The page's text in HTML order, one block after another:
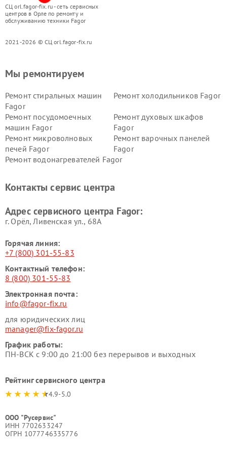
СЦ orl.fagor-fix.ru - сеть сервисных
центров в Орле по ремонту и
обслуживанию техники Fagor
2021-2026 © СЦ orl.fagor-fix.ru
Мы ремонтируем
Ремонт стиральных машин
Fagor
Ремонт холодильников Fagor
Ремонт посудомоечных
машин Fagor
Ремонт духовых шкафов
Fagor
Ремонт микроволновых
печей Fagor
Ремонт варочных панелей
Fagor
Ремонт водонагревателей Fagor
Контакты сервис центра
Адрес сервисного центра Fagor:
г. Орёл, Ливенская ул., 68А
Горячая линия:
+7 (800) 301-55-83
Контактный телефон:
8 (800) 301-55-83
Электронная почта:
info@fagor-fix.ru
для юридических лиц
manager@fix-fagor.ru
График работы:
ПН-ВСК с 9:00 до 21:00 без перерывов и выходных
Рейтинг сервисного центра
4.9-5.0
ООО "Русервис"
ИНН 7702633247
ОГРН 1077746335776